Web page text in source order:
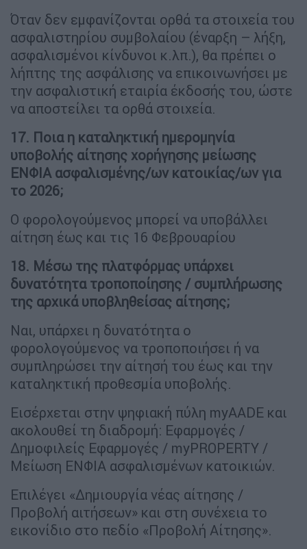
Όταν δεν εμφανίζονται ορθά τα στοιχεία του
ασφαλιστηρίου συμβολαίου (έναρξη – λήξη,
ασφαλισμένοι κίνδυνοι κ.λπ.), θα πρέπει ο
λήπτης της ασφάλισης να επικοινωνήσει με
την ασφαλιστική εταιρία έκδοσής του, ώστε
να αποστείλει τα ορθά στοιχεία.
17. Ποια η καταληκτική ημερομηνία
υποβολής αίτησης χορήγησης μείωσης
ΕΝΦΙΑ ασφαλισμένης/ων κατοικίας/ων για
το 2026;
Ο φορολογούμενος μπορεί να υποβάλλει
αίτηση έως και τις 16 Φεβρουαρίου
18. Μέσω της πλατφόρμας υπάρχει
δυνατότητα τροποποίησης / συμπλήρωσης
της αρχικά υποβληθείσας αίτησης;
Ναι, υπάρχει η δυνατότητα ο
φορολογούμενος να τροποποιήσει ή να
συμπληρώσει την αίτησή του έως και την
καταληκτική προθεσμία υποβολής.
Εισέρχεται στην ψηφιακή πύλη myAADE και
ακολουθεί τη διαδρομή: Εφαρμογές /
Δημοφιλείς Εφαρμογές / myPROPERTY /
Μείωση ΕΝΦΙΑ ασφαλισμένων κατοικιών.
Επιλέγει «Δημιουργία νέας αίτησης /
Προβολή αιτήσεων» και στη συνέχεια το
εικονίδιο στο πεδίο «Προβολή Αίτησης».